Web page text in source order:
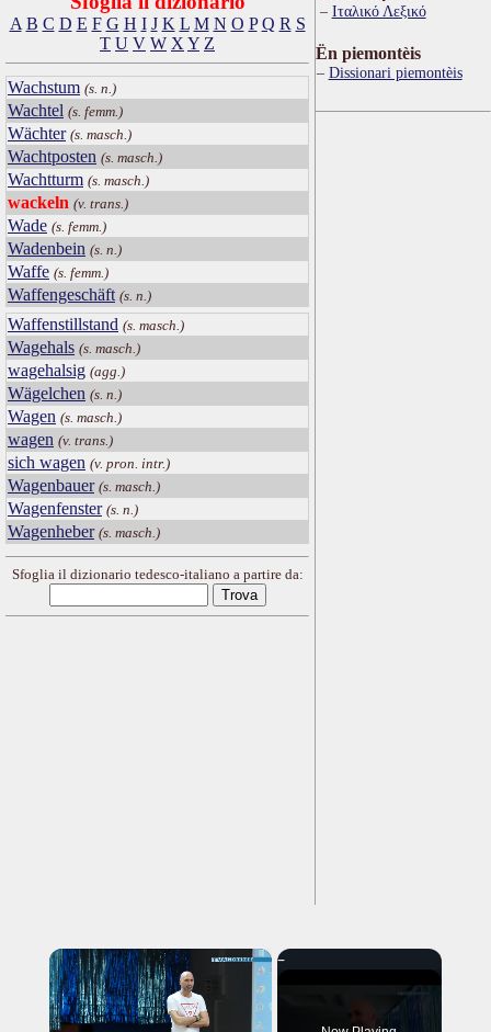
A B C D E F G H I J K L M N O P Q R S
T U V W X Y Z
Wachstum (s. n.)
Wachtel (s. femm.)
Wächter (s. masch.)
Wachtposten (s. masch.)
Wachtturm (s. masch.)
wackeln (v. trans.)
Wade (s. femm.)
Wadenbein (s. n.)
Waffe (s. femm.)
Waffengeschäft (s. n.)
Waffenstillstand (s. masch.)
Wagehals (s. masch.)
wagehalsig (agg.)
Wägelchen (s. n.)
Wagen (s. masch.)
wagen (v. trans.)
sich wagen (v. pron. intr.)
Wagenbauer (s. masch.)
Wagenfenster (s. n.)
Wagenheber (s. masch.)
Sfoglia il dizionario tedesco-italiano a partire da:
Ιταλικό Λεξικό
Ën piemontèis
Dissionari piemontèis
×